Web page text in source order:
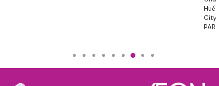
Bình